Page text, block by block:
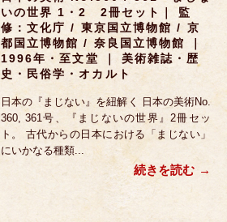
いの世界 1・2 2冊セット｜ 監
修：文化庁 / 東京国立博物館 / 京
都国立博物館 / 奈良国立博物館 ｜
1996年・至文堂 ｜ 美術雑誌・歴
史・民俗学・オカルト
日本の『まじない』を紐解く 日本の美術No.
360, 361号、『まじないの世界』2冊セッ
ト。 古代からの日本における「まじない」
にいかなる種類...
続きを読む